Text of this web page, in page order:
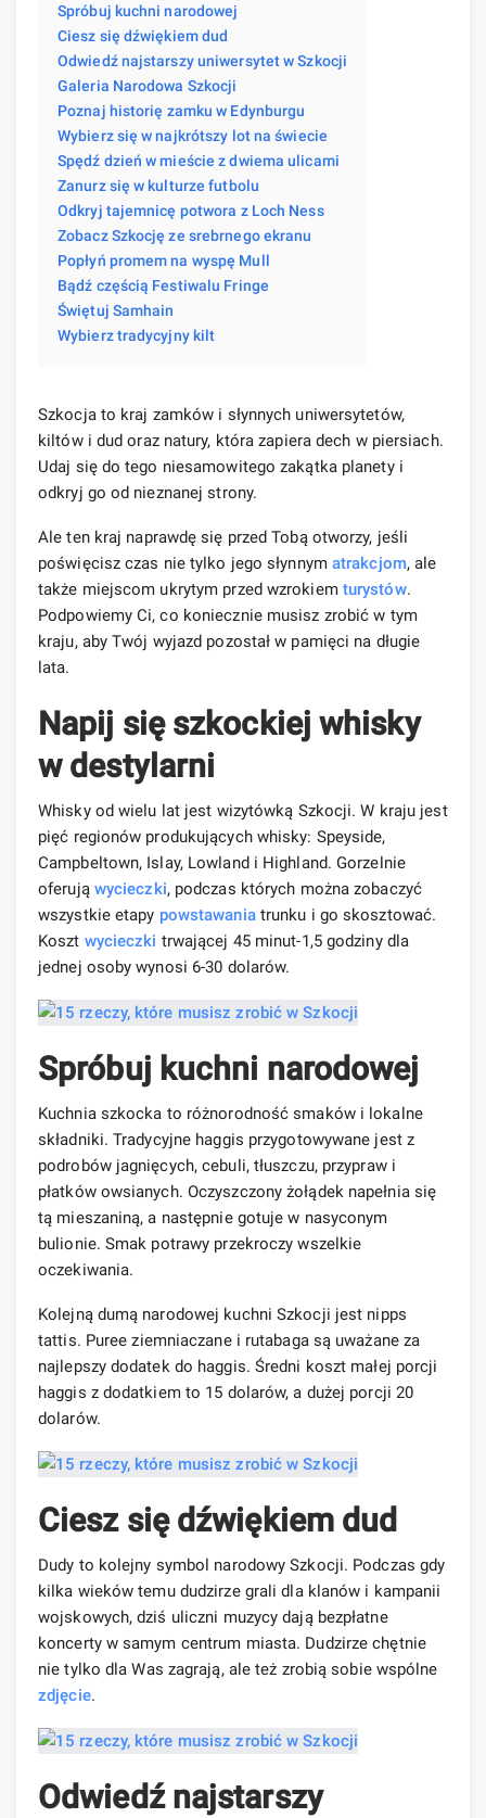
Spróbuj kuchni narodowej
Ciesz się dźwiękiem dud
Odwiedź najstarszy uniwersytet w Szkocji
Galeria Narodowa Szkocji
Poznaj historię zamku w Edynburgu
Wybierz się w najkrótszy lot na świecie
Spędź dzień w mieście z dwiema ulicami
Zanurz się w kulturze futbolu
Odkryj tajemnicę potwora z Loch Ness
Zobacz Szkocję ze srebrnego ekranu
Popłyń promem na wyspę Mull
Bądź częścią Festiwalu Fringe
Świętuj Samhain
Wybierz tradycyjny kilt
Szkocja to kraj zamków i słynnych uniwersytetów,
kiltów i dud oraz natury, która zapiera dech w piersiach.
Udaj się do tego niesamowitego zakątka planety i
odkryj go od nieznanej strony.
Ale ten kraj naprawdę się przed Tobą otworzy, jeśli
poświęcisz czas nie tylko jego słynnym atrakcjom, ale
także miejscom ukrytym przed wzrokiem turystów.
Podpowiemy Ci, co koniecznie musisz zrobić w tym
kraju, aby Twój wyjazd pozostał w pamięci na długie
lata.
Napij się szkockiej whisky
w destylarni
Whisky od wielu lat jest wizytówką Szkocji. W kraju jest
pięć regionów produkujących whisky: Speyside,
Campbeltown, Islay, Lowland i Highland. Gorzelnie
oferują wycieczki, podczas których można zobaczyć
wszystkie etapy powstawaniatrunku i go skosztować.
Koszt wycieczki trwającej 45 minut-1,5 godziny dla
jednej osoby wynosi 6-30 dolarów.
Spróbuj kuchni narodowej
Kuchnia szkocka to różnorodność smaków i lokalne
składniki. Tradycyjne haggis przygotowywane jest z
podrobów jagnięcych, cebuli, tłuszczu, przypraw i
płatków owsianych. Oczyszczony żołądek napełnia się
tą mieszaniną, a następnie gotuje w nasyconym
bulionie. Smak potrawy przekroczy wszelkie
oczekiwania.
Kolejną dumą narodowej kuchni Szkocji jest nipps
tattis. Puree ziemniaczane i rutabaga są uważane za
najlepszy dodatek do haggis. Średni koszt małej porcji
haggis z dodatkiem to 15 dolarów, a dużej porcji 20
dolarów.
Ciesz się dźwiękiem dud
Dudy to kolejny symbol narodowy Szkocji. Podczas gdy
kilka wieków temu dudzirze grali dla klanów i kampanii
wojskowych, dziś uliczni muzycy dają bezpłatne
koncerty w samym centrum miasta. Dudzirze chętnie
nie tylko dla Was zagrają, ale też zrobią sobie wspólne
zdjęcie.
Odwiedź najstarszy